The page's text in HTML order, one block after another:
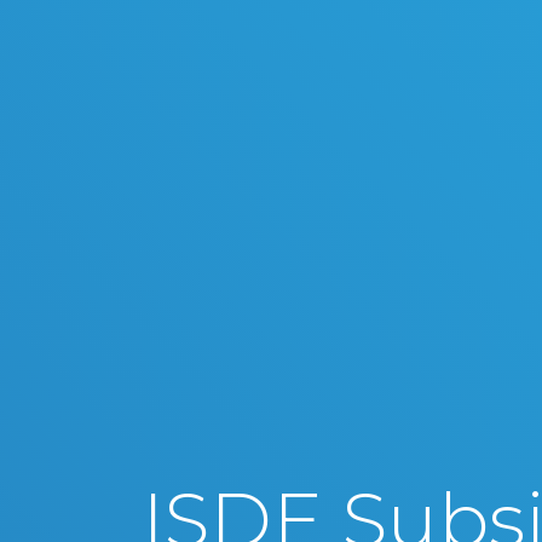
ISDE